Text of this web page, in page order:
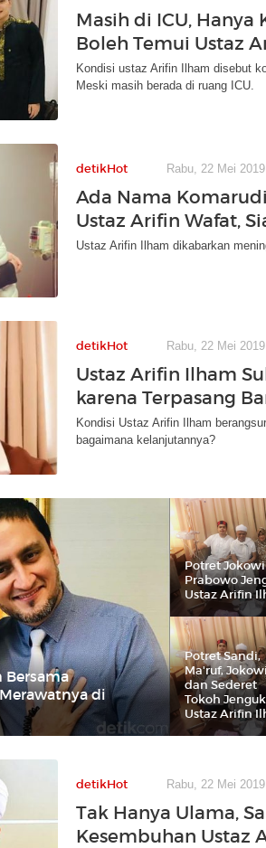
Masih di ICU, Hanya
Boleh Temui Ustaz
Kondisi ustaz Arifin Ilham disebut
Meski masih berada di ruang ICU.
detikHot Rabu, 22 Mei
Ada Nama
Ustaz Arifin Wafat,
Ustaz Arifin Ilham dikabarkan
detikHot Rabu, 22 Mei
Ustaz Arifin Ilham
karena Terpasang
Kondisi Ustaz Arifin Ilham
bagaimana kelanjutannya?
di
Potret
Prabowo
Ustaz Arifin
Potret Sandi,
Ma'ruf,
dan Sederet
Tokoh Jenguk
Ustaz Arifin
detikHot Rabu, 22 Mei
Tak Hanya Ulama,
Kesembuhan Ustaz